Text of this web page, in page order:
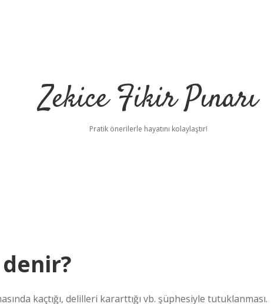
Zekice Fikir Pınarı
Pratik önerilerle hayatını kolaylaştır!
kaçtığı, delilleri kararttığı vb. şüphesiyle tutuklanması.